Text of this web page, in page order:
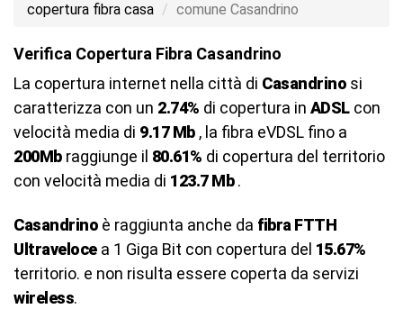
copertura fibra casa comune Casandrino
Verifica Copertura Fibra Casandrino
La copertura internet nella città di Casandrino si
caratterizza con un 2.74% di copertura in ADSLcon
velocità media di 9.17 Mb, la fibra eVDSL fino a
200Mbraggiunge il 80.61% di copertura del territorio
con velocità media di 123.7 Mb.
Casandrino è raggiunta anche da fibra FTTH
Ultravelocea 1 Giga Bit con copertura del 15.67%
territorio. e non risulta essere coperta da servizi
wireless.